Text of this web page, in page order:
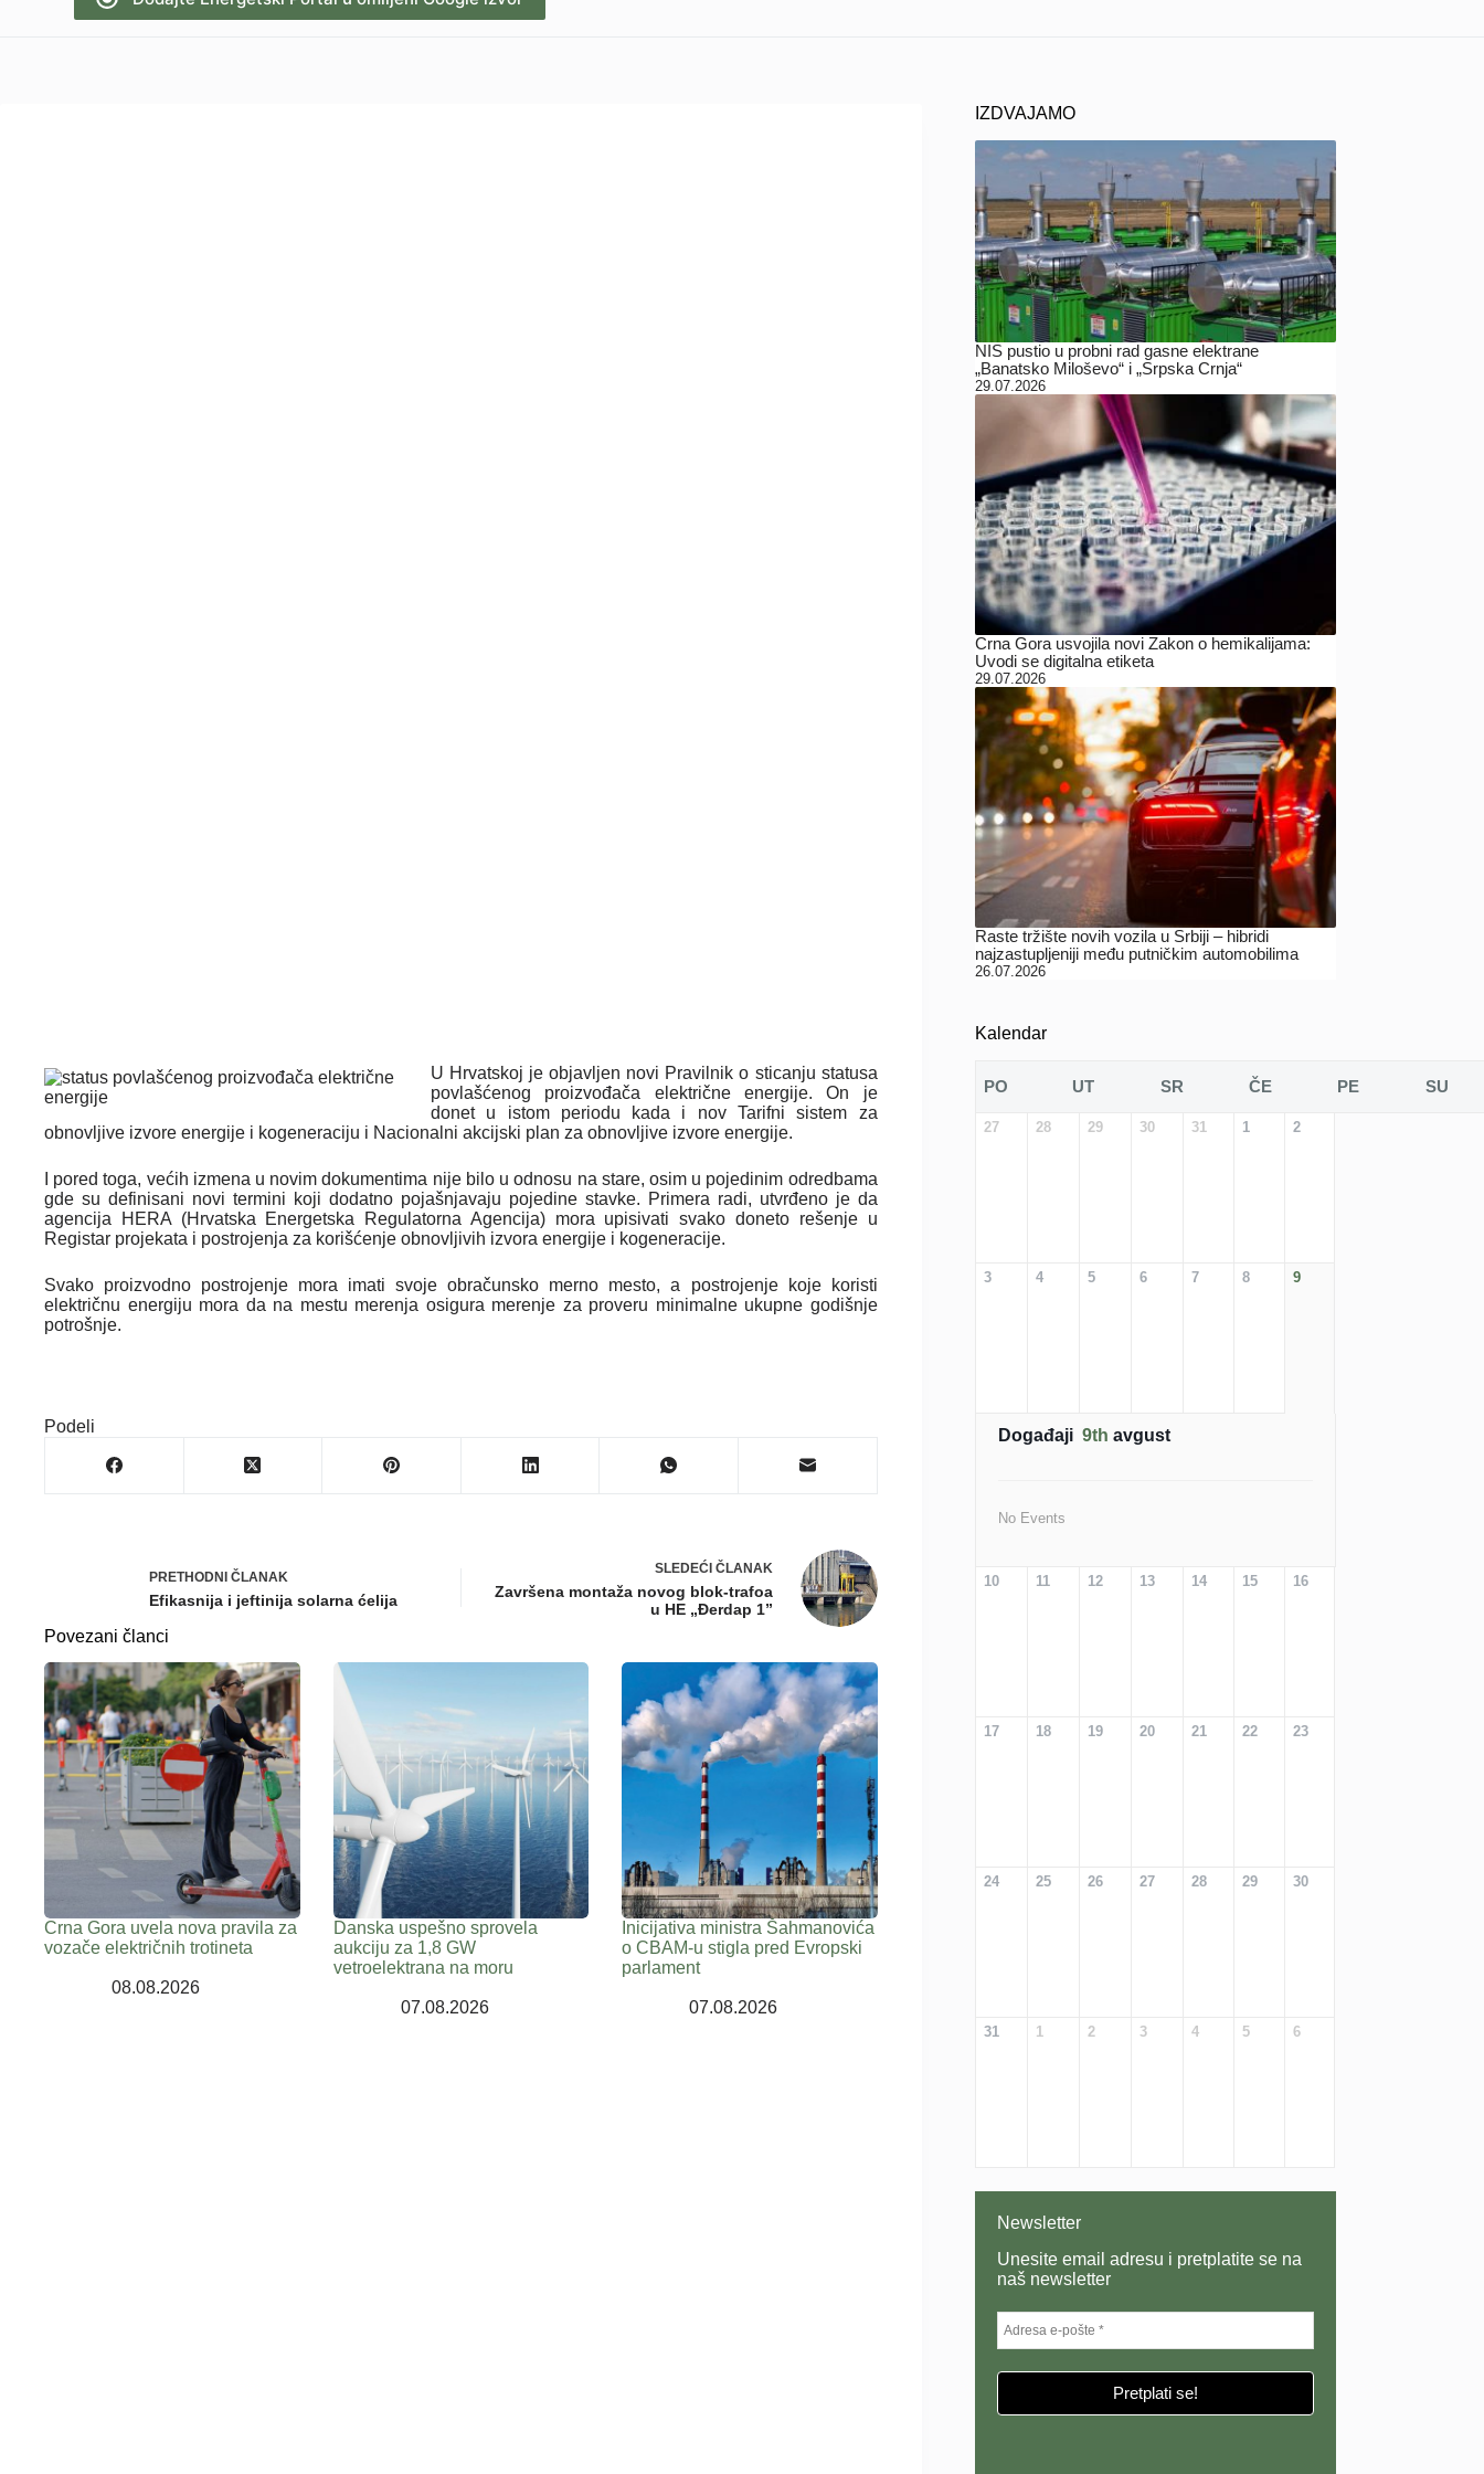
U Hrvatskoj je objavljen novi Pravilnik o sticanju statusa
povlašćenog proizvođača električne energije. On je
donet u istom periodu kada i nov Tarifni sistem za
obnovljive izvore energije i kogeneraciju i Nacionalni akcijski plan za obnovljive izvore energije.
I pored toga, većih izmena u novim dokumentima nije bilo u odnosu na stare, osim u pojedinim odredbama
gde su definisani novi termini koji dodatno pojašnjavaju pojedine stavke. Primera radi, utvrđeno je da
agencija HERA (Hrvatska Energetska Regulatorna Agencija) mora upisivati svako doneto rešenje u
Registar projekata i postrojenja za korišćenje obnovljivih izvora energije i kogeneracije.
Svako proizvodno postrojenje mora imati svoje obračunsko merno mesto, a postrojenje koje koristi
električnu energiju mora da na mestu merenja osigura merenje za proveru minimalne ukupne godišnje
potrošnje.
Podeli
PRETHODNI ČLANAK
Efikasnija i jeftinija solarna ćelija
SLEDEĆI ČLANAK
Završena montaža novog blok-trafoa
u HE „Đerdap 1”
Povezani članci
Crna Gora uvela nova pravila za
vozače električnih trotineta
08.08.2026
Danska uspešno sprovela
aukciju za 1,8 GW
vetroelektrana na moru
07.08.2026
Inicijativa ministra Šahmanovića
o CBAM-u stigla pred Evropski
parlament
07.08.2026
IZDVAJAMO
NIS pustio u probni rad gasne elektrane
„Banatsko Miloševo“ i „Srpska Crnja“
29.07.2026
Crna Gora usvojila novi Zakon o hemikalijama:
Uvodi se digitalna etiketa
29.07.2026
Raste tržište novih vozila u Srbiji – hibridi
najzastupljeniji među putničkim automobilima
26.07.2026
Kalendar
PO UT SR ČE PE SU
27 28 29 30 31 1 2
3 4 5 6 7 8 9
Događaji 9th avgust
No Events
10 11 12 13 14 15 16
17 18 19 20 21 22 23
24 25 26 27 28 29 30
31 1 2 3 4 5 6
Newsletter
Unesite email adresu i pretplatite se na
naš newsletter